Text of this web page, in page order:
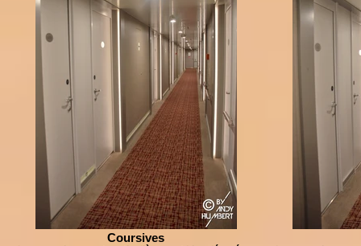
Coursives